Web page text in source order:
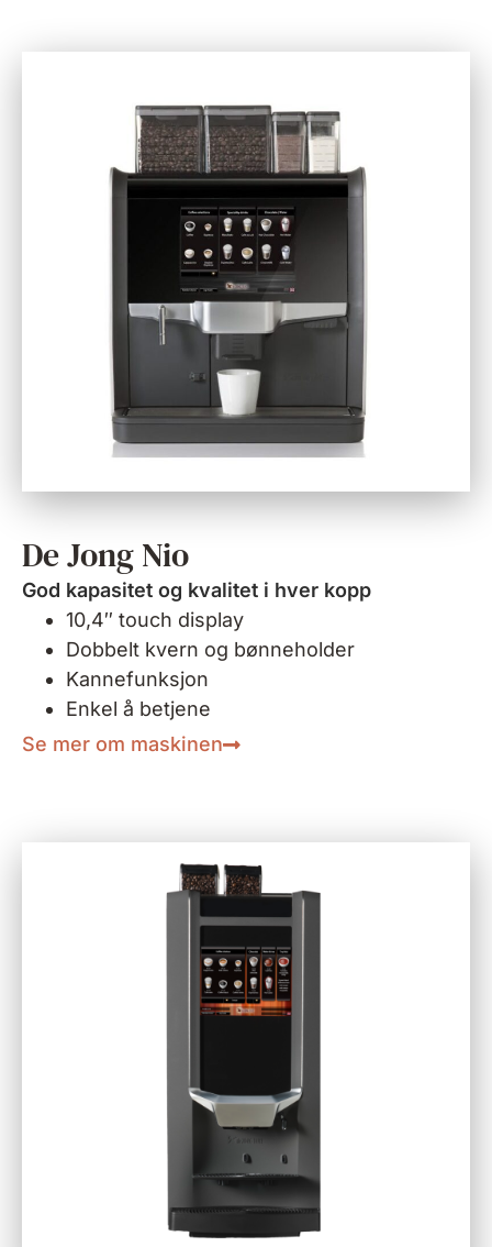
De Jong Nio
God kapasitet og kvalitet i hver kopp
10,4″ touch display
Dobbelt kvern og bønneholder
Kannefunksjon
Enkel å betjene
Se mer om maskinen